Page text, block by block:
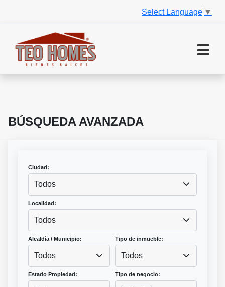
Select Language ▼
BÚSQUEDA AVANZADA
Ciudad:
Todos
Localidad:
Todos
Alcaldía / Municipio:
Todos
Tipo de inmueble:
Todos
Estado Propiedad: Tipo de negocio: